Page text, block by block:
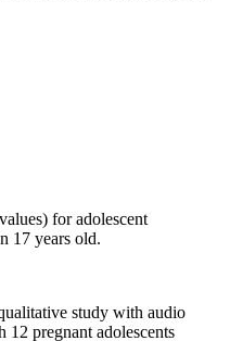
for adolescent
17 years old.
study with audio
pregnant adolescents